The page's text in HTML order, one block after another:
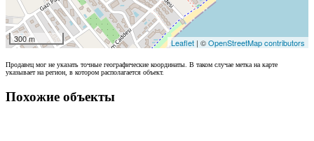
300 m Leaflet | ©OpenStreetMap contributors
Продавец мог не указать точные географические координаты. В таком случае метка на карте
указывает на регион, в котором располагается объект.
Похожие объекты